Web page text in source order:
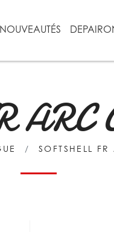
NOUVEAUTÉS
SOFTSHELL